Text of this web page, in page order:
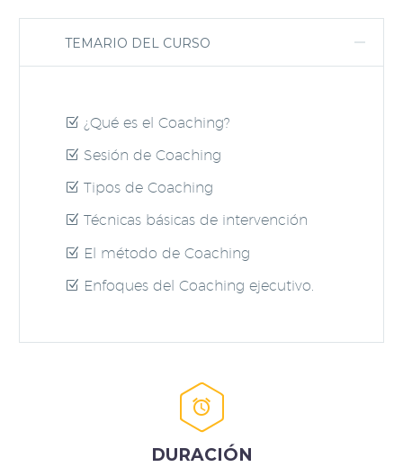
TEMARIO DEL CURSO
¿Qué es el Coaching?
Sesión de Coaching
Tipos de Coaching
Técnicas básicas de intervención
El método de Coaching
Enfoques del Coaching ejecutivo.


DURACIÓN